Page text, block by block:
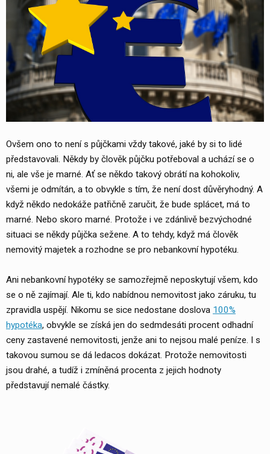
Ovšem ono to není s půjčkami vždy takové, jaké by si to lidé
představovali. Někdy by člověk půjčku potřeboval a uchází se o
ni, ale vše je marné. Ať se někdo takový obrátí na kohokoliv,
všemi je odmítán, a to obvykle s tím, že není dost důvěryhodný. A
když někdo nedokáže patřičně zaručit, že bude splácet, má to
marné. Nebo skoro marné. Protože i ve zdánlivě bezvýchodné
situaci se někdy půjčka sežene. A to tehdy, když má člověk
nemovitý majetek a rozhodne se pro nebankovní hypotéku.
Ani nebankovní hypotéky se samozřejmě neposkytují všem, kdo
se o ně zajímají. Ale ti, kdo nabídnou nemovitost jako záruku, tu
zpravidla uspějí. Nikomu se sice nedostane doslova 100%
hypotéka, obvykle se získá jen do sedmdesáti procent odhadní
ceny zastavené nemovitosti, jenže ani to nejsou malé peníze. I s
takovou sumou se dá ledacos dokázat. Protože nemovitosti
jsou drahé, a tudíž i zmíněná procenta z jejich hodnoty
představují nemalé částky.